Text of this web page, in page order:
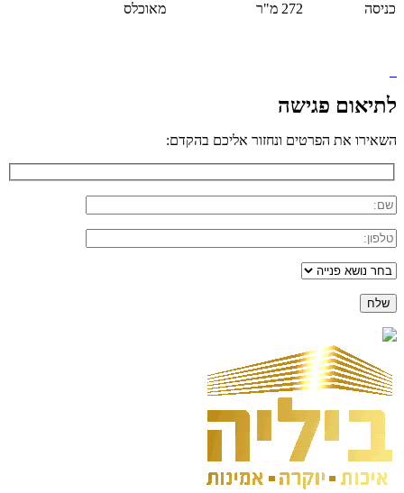
כניסה 272 מ"ר מאוכלס
לתיאום פגישה
השאירו את הפרטים ונחזור אליכם בהקדם: